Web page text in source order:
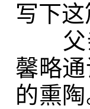
写下这
父
馨略
的熏